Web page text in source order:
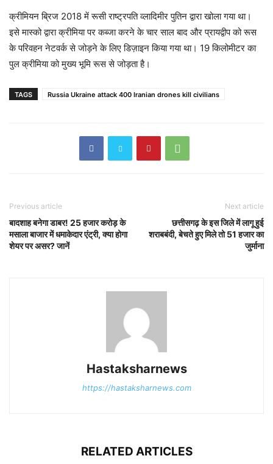
क्रीमियन ब्रिज 2018 में रूसी राष्ट्रपति व्लादिमीर पुतिन द्वारा खोला गया था।
इसे मास्को द्वारा क्रीमिया पर कब्जा करने के चार साल बाद और प्रायद्वीप को रूस
के परिवहन नेटवर्क से जोड़ने के लिए डिज़ाइन किया गया था। 19 किलोमीटर का
पुल क्रीमिया को मुख्य भूमि रूस से जोड़ता है।
TAGS Russia Ukraine attack 400 Iranian drones kill civilians
Previous article
बादशाह बनेगा डाबर! 25 हजार करोड़ के
मसाला बाजार में धमाकेदार एंट्री, क्या होगा
शेयर पर असर? जानें
Next article
छत्तीसगढ़ के इस जिले में लागू हुई
शराबबंदी, बेचते हुए मिले तो 51 हजार का
जुर्माना
Hastaksharnews
https://hastaksharnews.com
RELATED ARTICLES